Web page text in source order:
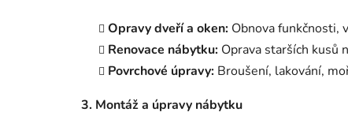
Opravy dveří a oken: Obnova funkčnosti,
Renovace nábytku: Oprava starších kusů
Povrchové úpravy: Broušení, lakování,
3. Montáž a úpravy nábytku